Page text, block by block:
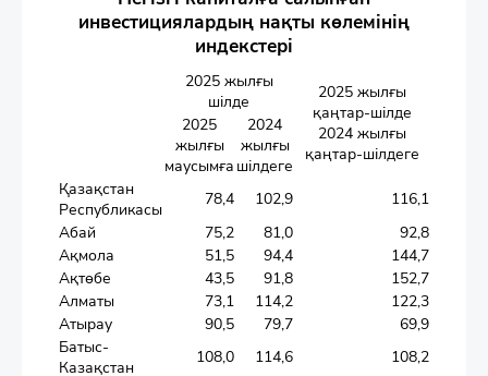
инвестициялардың нақты көлемінің
индекстері
2025 жылғы
шілде
2025 жылғы
қаңтар-шілде
2024 жылғы
қаңтар-шілдеге
2025
жылғы
маусымға
2024
жылғы
шілдеге
Қазақстан
Республикасы
78,4 102,9
116,1
Абай
75,2 81,0
92,8
Ақмола
51,5 94,4
144,7
Ақтөбе
43,5 91,8
152,7
Алматы
73,1 114,2
122,3
Атырау
90,5 79,7
69,9
Батыс-
Казақстан
108,0 114,6
108,2